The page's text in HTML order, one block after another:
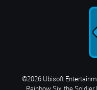
©2026 Ubisoft